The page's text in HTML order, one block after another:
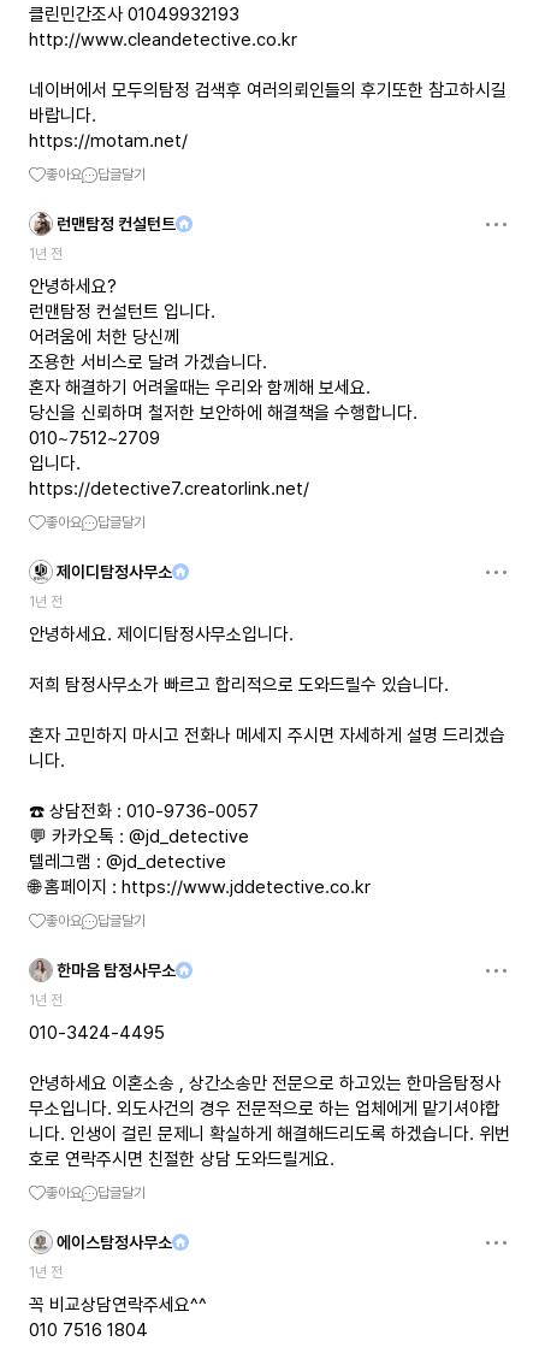
http://www.cleandetective.co.kr
네이버에서 모두의탐정 검색후 여러의뢰인들의 후기또한 참고하시길
https://motam.net/
좋아요 답글달기
런맨탐정 컨설턴트
1년 전
안녕하세요?
런맨탐정 컨설턴트 입니다.
어려움에 처한 당신께
조용한 서비스로 달려 가겠습니다.
혼자 해결하기 어려울때는 우리와 함께해 보세요.
당신을 신뢰하며 철저한 보안하에 해결책을 수행합니다.
010~7512~2709
https://detective7.creatorlink.net/
좋아요 답글달기
제이디탐정사무소
1년 전
안녕하세요. 제이디탐정사무소입니다.
저희 탐정사무소가 빠르고 합리적으로 도와드릴수 있습니다.
혼자 고민하지 마시고 전화나 메세지 주시면 자세하게 설명 드리겠습
니다.
☎️ 상담전화 : 010-9736-0057
💬 카카오톡 : @jd_detective
텔레그램 : @jd_detective
🌐 홈페이지 : https://www.jddetective.co.kr
좋아요 답글달기
한마음 탐정사무소
1년 전
010-3424-4495
안녕하세요 이혼소송 , 상간소송만 전문으로 하고있는 한마음탐정사
무소입니다. 외도사건의 경우 전문적으로 하는 업체에게 맡기셔야합
니다. 인생이 걸린 문제니 확실하게 해결해드리도록 하겠습니다. 위번
호로 연락주시면 친절한 상담 도와드릴게요.
좋아요 답글달기
에이스탐정사무소
1년 전
꼭 비교상담연락주세요^^
010 7516 1804